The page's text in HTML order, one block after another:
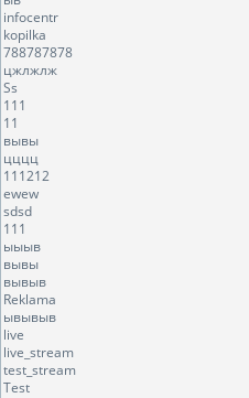
infocentr
kopilka
788787878
цжлжлж
Ss
111
11
вывы
цццц
111212
ewew
sdsd
111
ыыыв
вывы
вывыв
Reklama
ывывыв
live
live_stream
test_stream
Test